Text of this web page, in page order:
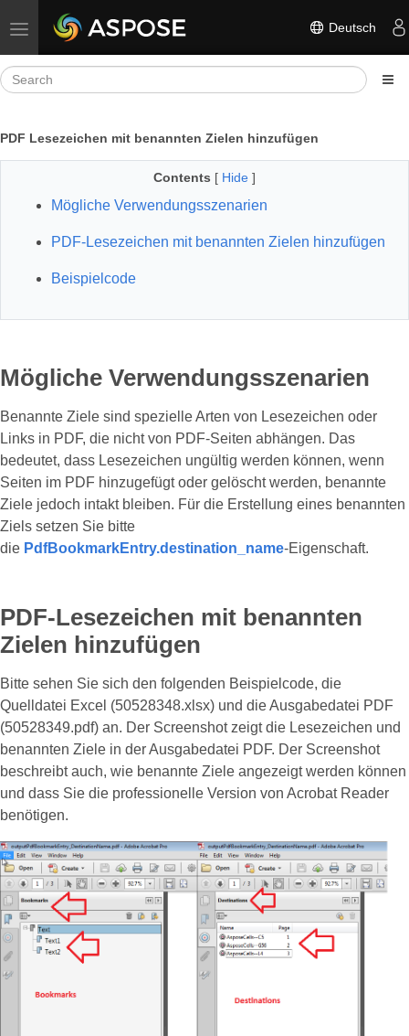
Toggle navigation Deutsch
PDF Lesezeichen mit benannten Zielen hinzufügen
Contents [ Hide ]
Mögliche Verwendungsszenarien
PDF-Lesezeichen mit benannten Zielen hinzufügen
Beispielcode
Mögliche Verwendungsszenarien
Benannte Ziele sind spezielle Arten von Lesezeichen oder
Links in PDF, die nicht von PDF-Seiten abhängen. Das
bedeutet, dass Lesezeichen ungültig werden können, wenn
Seiten im PDF hinzugefügt oder gelöscht werden, benannte
Ziele jedoch intakt bleiben. Für die Erstellung eines benannten
Ziels setzen Sie bitte
die PdfBookmarkEntry.destination_name-Eigenschaft.
PDF-Lesezeichen mit benannten
Zielen hinzufügen
Bitte sehen Sie sich den folgenden Beispielcode, die
Quelldatei Excel (50528348.xlsx) und die Ausgabedatei PDF
(50528349.pdf) an. Der Screenshot zeigt die Lesezeichen und
benannten Ziele in der Ausgabedatei PDF. Der Screenshot
beschreibt auch, wie benannte Ziele angezeigt werden können
und dass Sie die professionelle Version von Acrobat Reader
benötigen.